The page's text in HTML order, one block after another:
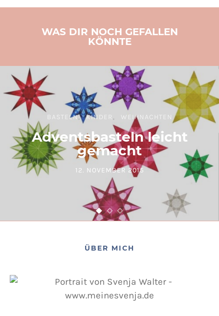
WAS DIR NOCH GEFALLEN
KÖNNTE
BASTELN KINDER WEIHNACHTEN
Adventsbasteln leicht
gemacht
POSTED ON
12. NOVEMBER 2015
ÜBER MICH